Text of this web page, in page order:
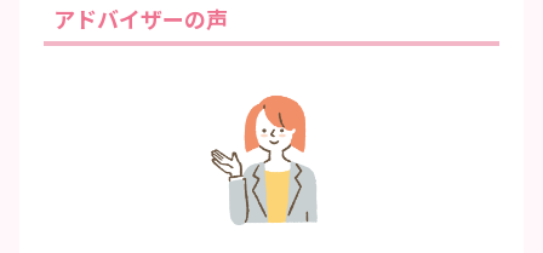
アドバイザーの声